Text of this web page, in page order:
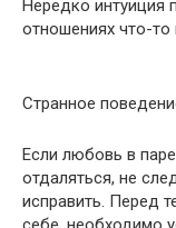
Нередко интуиция
отношениях что-то
Странное
Если любовь в
отдаляться, не
исправить. Перед